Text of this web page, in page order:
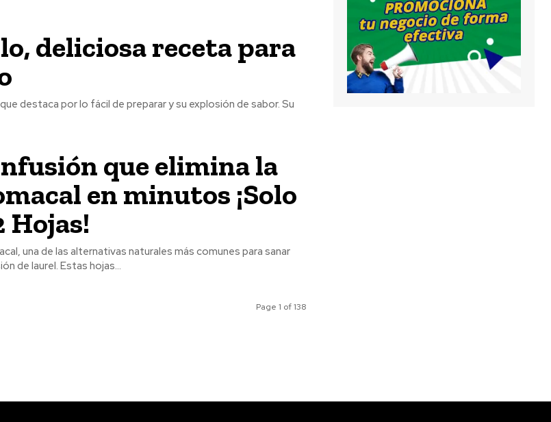
deliciosa receta para
destaca por lo fácil de preparar y su explosión de sabor. Su
que elimina la
en minutos ¡Solo
Hojas!
una de las alternativas naturales más comunes para sanar
de laurel. Estas hojas...
Page 1 of 138